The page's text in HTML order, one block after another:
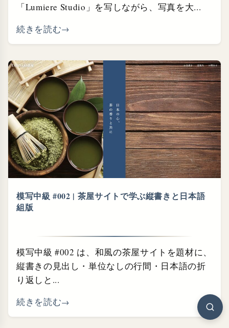
「Lumiere Studio」を写しながら、写真を大...
続きを読む
模写中級 #002 | 茶屋サイトで学ぶ縦書きと日本語
組版
模写中級 #002 は、和風の茶屋サイトを題材に、
縦書きの見出し・単位なしの行間・日本語の折
り返しと...
続きを読む